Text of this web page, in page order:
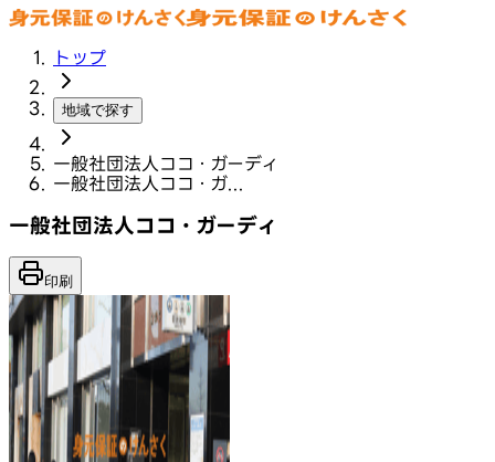
トップ
地域で探す
一般社団法人ココ・ガーディ
一般社団法人ココ・ガ...
一般社団法人ココ・ガーディ
印刷